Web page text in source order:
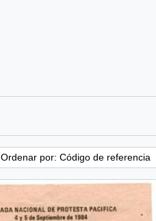
Ordenar por: Código de referencia